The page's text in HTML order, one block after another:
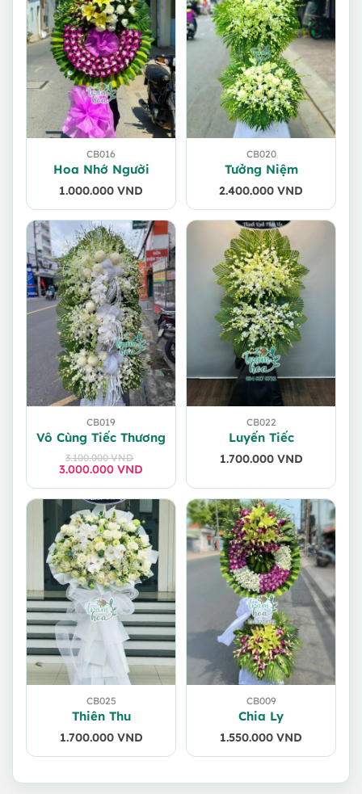
CB016
Hoa Nhớ Người
1.000.000 VND
CB020
Tưởng Niệm
2.400.000 VND
CB019
Vô Cùng Tiếc Thương
3.100.000VND
Giá
3.100.000 VND.
3.000.000 VND
Giá
là:
3.000.000 VND.
CB022
Luyến Tiếc
1.700.000 VND
CB025
Thiên Thu
1.700.000 VND
CB009
Chia Ly
1.550.000 VND